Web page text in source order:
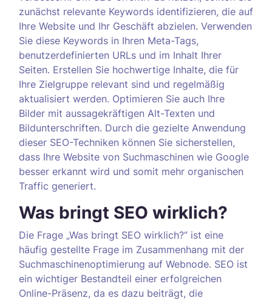
zunächst relevante Keywords identifizieren, die auf
Ihre Website und Ihr Geschäft abzielen. Verwenden
Sie diese Keywords in Ihren Meta-Tags,
benutzerdefinierten URLs und im Inhalt Ihrer
Seiten. Erstellen Sie hochwertige Inhalte, die für
Ihre Zielgruppe relevant sind und regelmäßig
aktualisiert werden. Optimieren Sie auch Ihre
Bilder mit aussagekräftigen Alt-Texten und
Bildunterschriften. Durch die gezielte Anwendung
dieser SEO-Techniken können Sie sicherstellen,
dass Ihre Website von Suchmaschinen wie Google
besser erkannt wird und somit mehr organischen
Traffic generiert.
Was bringt SEO wirklich?
Die Frage „Was bringt SEO wirklich?“ ist eine
häufig gestellte Frage im Zusammenhang mit der
Suchmaschinenoptimierung auf Webnode. SEO ist
ein wichtiger Bestandteil einer erfolgreichen
Online-Präsenz, da es dazu beiträgt, die